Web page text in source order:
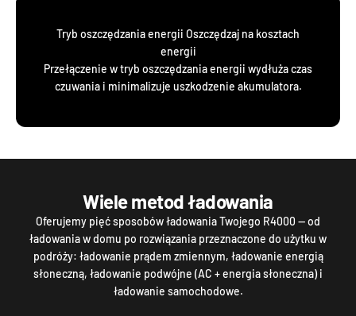
Tryb oszczędzania energii Oszczędzaj na kosztach
energii
Przełączenie w tryb oszczędzania energii wydłuża czas
czuwania i minimalizuje uszkodzenie akumulatora.
Wiele metod ładowania
Oferujemy pięć sposobów ładowania Twojego R4000 — od
ładowania w domu po rozwiązania przeznaczone do użytku w
podróży: ładowanie prądem zmiennym, ładowanie energią
słoneczną, ładowanie podwójne (AC + energia słoneczna) i
ładowanie samochodowe.